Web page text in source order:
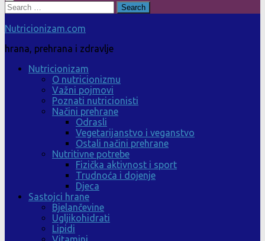
Search
for:
Nutricionizam.com
hrana, prehrana i zdravlje
Nutricionizam
O nutricionizmu
Važni pojmovi
Poznati nutricionisti
Načini prehrane
Odrasli
Vegetarijanstvo i veganstvo
Ostali načini prehrane
Nutritivne potrebe
Fizička aktivnost i sport
Trudnoća i dojenje
Djeca
Sastojci hrane
Bjelančevine
Ugljikohidrati
Lipidi